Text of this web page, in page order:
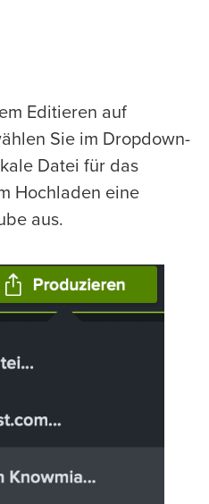
Editieren auf
Sie im Dropdown-
Datei für das
Hochladen eine
aus.